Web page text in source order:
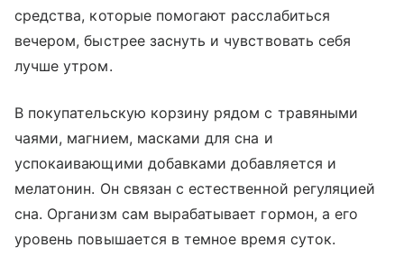
средства, которые помогают расслабиться
вечером, быстрее заснуть и чувствовать себя
лучше утром.
В покупательскую корзину рядом с травяными
чаями, магнием, масками для сна и
успокаивающими добавками добавляется и
мелатонин. Он связан с естественной регуляцией
сна. Организм сам вырабатывает гормон, а его
уровень повышается в темное время суток.